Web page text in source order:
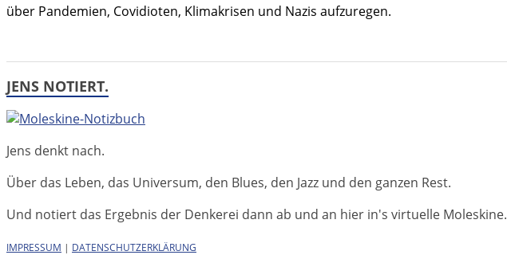
über Pandemien, Covidioten, Klimakrisen und Nazis aufzuregen.
JENS NOTIERT.
Jens denkt nach.
Über das Leben, das Universum, den Blues, den Jazz und den ganzen Rest.
Und notiert das Ergebnis der Denkerei dann ab und an hier in's virtuelle Moleskine.
IMPRESSUM | DATENSCHUTZERKLÄRUNG